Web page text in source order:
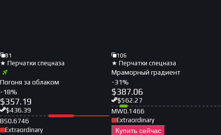
81
★ Перчатки спецназа
Погоня за облаком
-18%
$357.19
$436.39
BS0.6746
Extraordinary
106
★ Перчатки спецназа
Мраморный градиент
-31%
$387.06
$562.27
MW0.1466
Extraordinary
Купить сейчас